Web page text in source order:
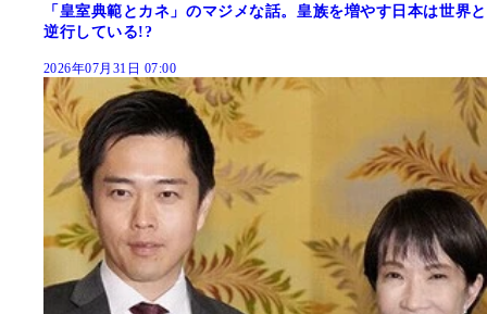
「皇室典範とカネ」のマジメな話。皇族を増やす日本は世界と
逆行している!?
2026年07月31日 07:00